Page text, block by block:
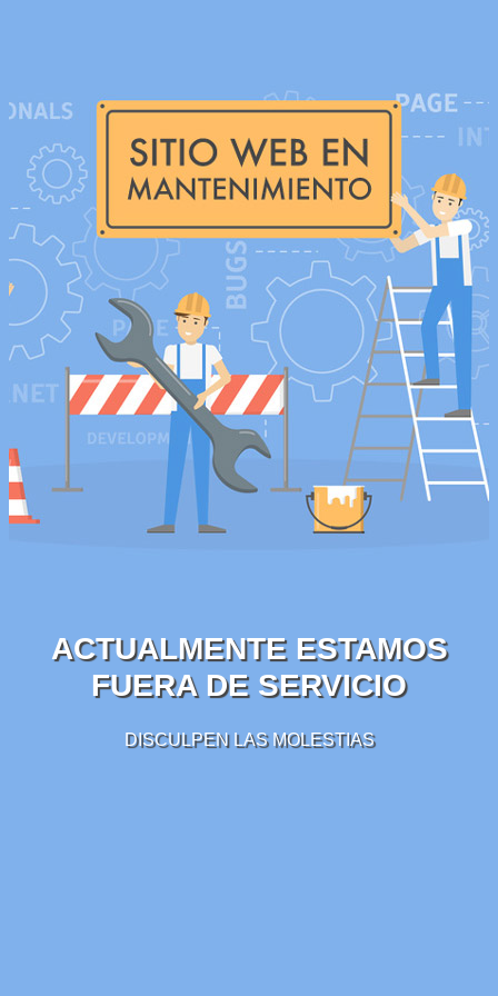
ACTUALMENTE ESTAMOS
FUERA DE SERVICIO
DISCULPEN LAS MOLESTIAS